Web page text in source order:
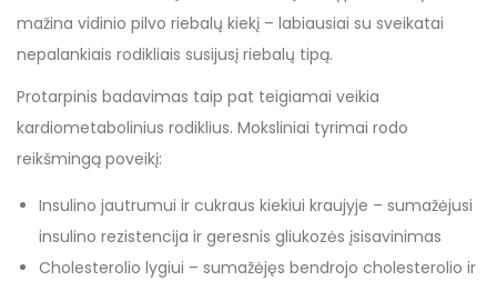
mažina vidinio pilvo riebalų kiekį – labiausiai su sveikatai
nepalankiais rodikliais susijusį riebalų tipą.
Protarpinis badavimas taip pat teigiamai veikia
kardiometabolinius rodiklius. Moksliniai tyrimai rodo
reikšmingą poveikį:
Insulino jautrumui ir cukraus kiekiui kraujyje – sumažėjusi
insulino rezistencija ir geresnis gliukozės įsisavinimas
Cholesterolio lygiui – sumažėjęs bendrojo cholesterolio ir